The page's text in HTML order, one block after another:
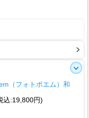
（フォトポエム）和
込:19,800円)